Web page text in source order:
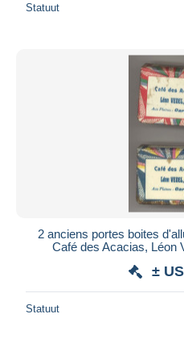
Statuut
2 anciens portes boites
Café des Acacias, Léon
±
Statuut